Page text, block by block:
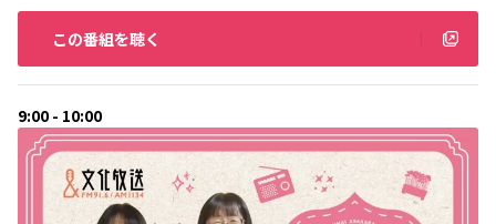
この番組を聴く
9:00 - 10:00